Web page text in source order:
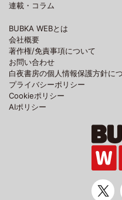
連載・コラム
BUBKA WEBとは
会社概要
著作権/免責事項について
お問い合わせ
白夜書房の個人情報保護方針に
プライバシーポリシー
Cookieポリシー
AIポリシー